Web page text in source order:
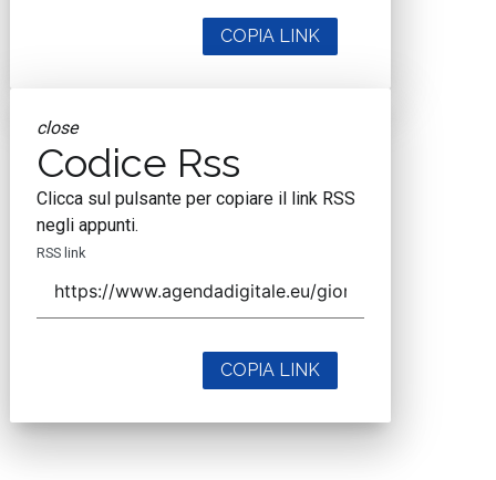
COPIA LINK
close
Codice Rss
Clicca sul pulsante per copiare il link RSS
negli appunti.
RSS link
COPIA LINK